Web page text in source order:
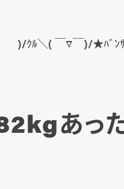
ｸﾙ＼( ￣▽￣)/★ﾊﾞﾝｻ
あっ